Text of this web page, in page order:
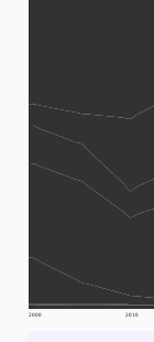
2000 2010